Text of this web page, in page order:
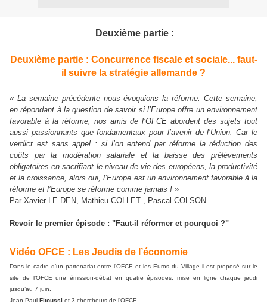
Deuxième partie :
Deuxième partie : Concurrence fiscale et sociale... faut-
il suivre la stratégie allemande ?
« La semaine précédente nous évoquions la réforme. Cette semaine,
en répondant à la question de savoir si l’Europe offre un environnement
favorable à la réforme, nos amis de l’OFCE abordent des sujets tout
aussi passionnants que fondamentaux pour l’avenir de l’Union. Car le
verdict est sans appel : si l’on entend par réforme la réduction des
coûts par la modération salariale et la baisse des prélèvements
obligatoires en sacrifiant le niveau de vie des européens, la productivité
et la croissance, alors oui, l’Europe est un environnement favorable à la
réforme et l’Europe se réforme comme jamais ! »
Par Xavier LE DEN, Mathieu COLLET , Pascal COLSON
Revoir le premier épisode : "Faut-il réformer et pourquoi ?"
Vidéo OFCE : Les Jeudis de l’économie
Dans le cadre d’un partenariat entre l’OFCE et les Euros du Village il est proposé sur le
site de l’OFCE une émission-débat en quatre épisodes, mise en ligne chaque jeudi
jusqu’au 7 juin.
Jean-Paul Fitoussi et 3 chercheurs de l’OFCE